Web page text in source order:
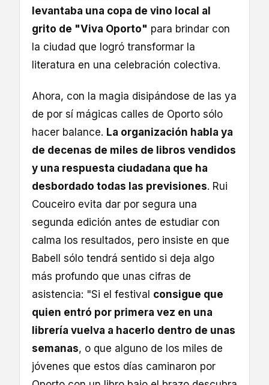
levantaba una copa de vino local al
grito de "Viva Oporto" para brindar con
la ciudad que logró transformar la
literatura en una celebración colectiva.
Ahora, con la magia disipándose de las ya
de por sí mágicas calles de Oporto sólo
hacer balance. La organización habla ya
de decenas de miles de libros vendidos
y una respuesta ciudadana que ha
desbordado todas las previsiones. Rui
Couceiro evita dar por segura una
segunda edición antes de estudiar con
calma los resultados, pero insiste en que
Babell sólo tendrá sentido si deja algo
más profundo que unas cifras de
asistencia: "Si el festival consigue que
quien entró por primera vez en una
librería vuelva a hacerlo dentro de unas
semanas, o que alguno de los miles de
jóvenes que estos días caminaron por